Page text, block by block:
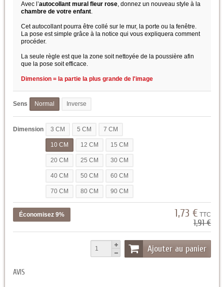
Avec l’autocollant mural fleur rose, donnez un nouveau style à la
chambre de votre enfant.
Cet autocollant pourra être collé sur le mur, la porte ou la fenêtre.
La pose est simple grâce à la notice qui vous expliquera comment
procéder.
La seule règle est que la zone soit nettoyée de la poussière afin
que la pose soit efficace.
Dimension = la partie la plus grande de l'image
Sens Normal Inverse
Dimension 3 CM 5 CM 7 CM
10 CM 12 CM 15 CM
20 CM 25 CM 30 CM
40 CM 50 CM 60 CM
70 CM 80 CM 90 CM
Économisez 9% 1,73 € TTC
1,91 €
Ajouter au panier
AVIS